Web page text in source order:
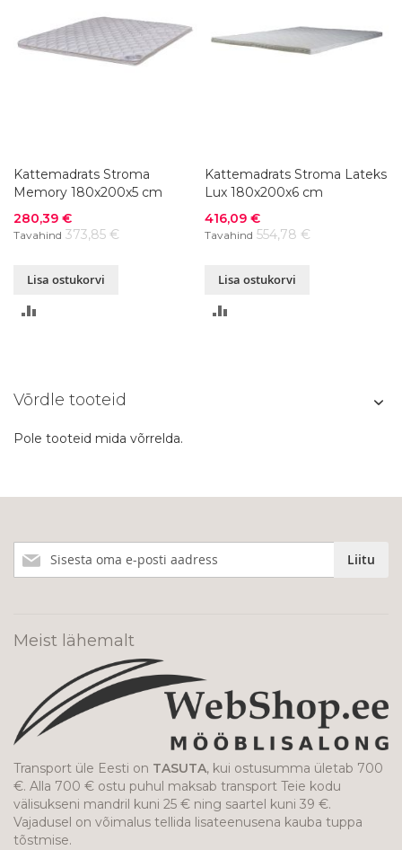
Kattemadrats Stroma
Memory 180x200x5 cm
Soodushind
280,39 €
Tavahind 373,85 €
Lisa ostukorvi
Kattemadrats Stroma Lateks
Lux 180x200x6 cm
Soodushind
416,09 €
Tavahind 554,78 €
Lisa ostukorvi
Võrdle tooteid
Pole tooteid mida võrrelda.
meie
Liitu
Meist lähemalt
Transport üle Eesti on TASUTA, kui ostusumma ületab 700
€. Alla 700 € ostu puhul maksab transport Teie kodu
välisukseni mandril kuni 25 € ning saartel kuni 39 €.
Vajadusel on võimalus tellida lisateenusena kauba tuppa
tõstmise.